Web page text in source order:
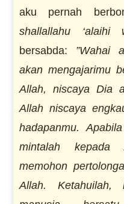
aku pernah
shallallahu ‘alaihi
bersabda: ”Wahai
akan mengajarimu
Allah, niscaya Dia
Allah niscaya
hadapanmu.
mintalah kepada
memohon
Allah. Ketahuilah,